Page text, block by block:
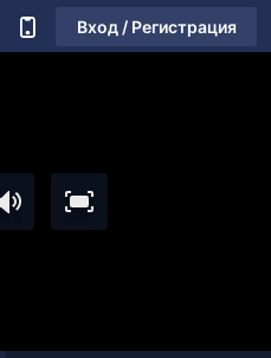
Вход / Регистрация